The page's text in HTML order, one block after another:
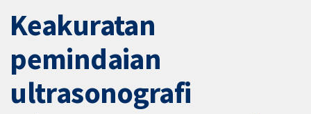
Keakuratan
pemindaian
ultrasonografi